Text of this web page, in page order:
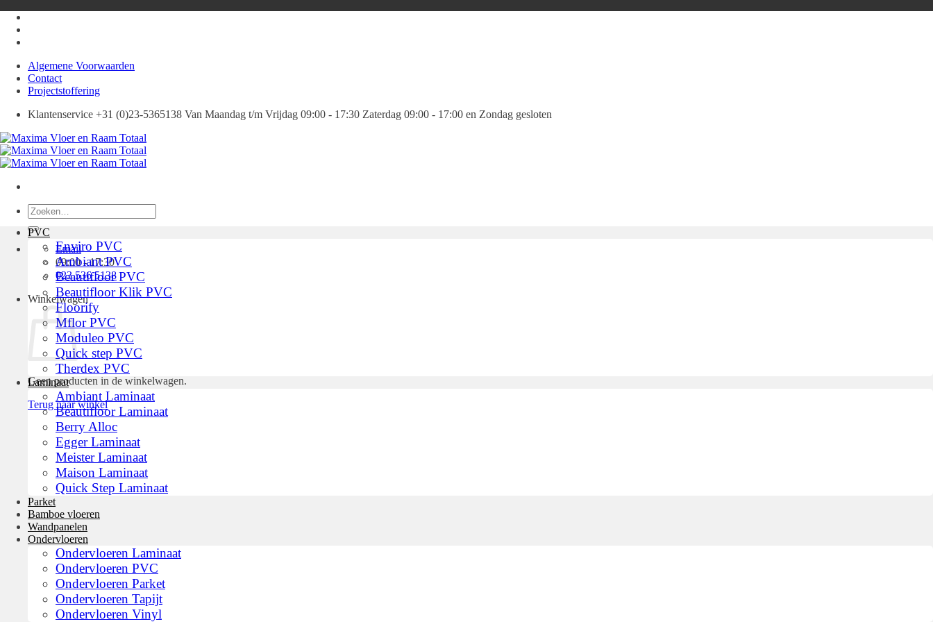
naar
inhoud
Algemene Voorwaarden
Contact
Projectstoffering
Klantenservice +31 (0)23-5365138 Van Maandag t/m Vrijdag 09:00 - 17:30 Zaterdag 09:00 - 17:00 en Zondag gesloten
Zoeken
naar:
Email
09:00 - 17:30
023 536 5138
Winkelwagen
Geen producten in de winkelwagen.
Terug naar winkel
PVC
Enviro PVC
Ambiant PVC
Beautifloor PVC
Beautifloor Klik PVC
Floorify
Mflor PVC
Moduleo PVC
Quick step PVC
Therdex PVC
Laminaat
Ambiant Laminaat
Beautifloor Laminaat
Berry Alloc
Egger Laminaat
Meister Laminaat
Maison Laminaat
Quick Step Laminaat
Parket
Bamboe vloeren
Wandpanelen
Ondervloeren
Ondervloeren Laminaat
Ondervloeren PVC
Ondervloeren Parket
Ondervloeren Tapijt
Ondervloeren Vinyl